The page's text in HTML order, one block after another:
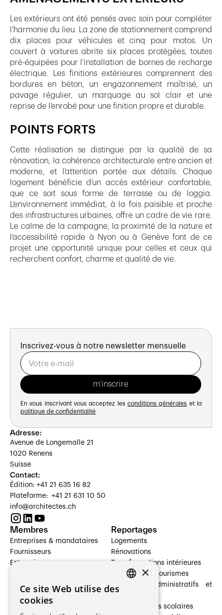
Les extérieurs ont été pensés avec soin pour compléter
l’harmonie du lieu. La zone de stationnement comprend
dix places pour véhicules et cinq pour motos. Un
couvert à voitures abrite six places protégées, toutes
pré-équipées pour l’installation de bornes de recharge
électrique. Les finitions extérieures comprennent des
bordures en béton, un engazonnement maîtrisé, un
pavage régulier, un marquage au sol clair et une
reprise de l’enrobé pour une finition propre et durable.
POINTS FORTS
Cette réalisation se distingue par la qualité de sa
rénovation, la cohérence architecturale entre ancien et
moderne, et l’attention portée aux détails. Chaque
logement bénéficie d’un accès extérieur confortable,
que ce soit sous forme de terrasse ou de loggia.
L’environnement immédiat, à la fois paisible et proche
des infrastructures urbaines, offre un cadre de vie rare.
Le calme de la campagne, la proximité de la nature et
l’accessibilité rapide à Nyon ou à Genève font de ce
projet une opportunité unique pour celles et ceux qui
recherchent confort, charme et qualité de vie.
Inscrivez-vous à notre newsletter mensuelle
En vous inscrivant vous acceptez les conditions générales et la
politique de confidentialité
Adresse:
Avenue de Longemalle 21
1020 Renens
Suisse
Contact:
Édition: +41 21 635 16 82
Plateforme: +41 21 631 10 50
info@architectes.ch
Membres
Entreprises & mandataires
Fournisseurs
Entreprises
Architectes paysagistes
Architectes d'intérieur
Reportages
Logements
Rénovations
Transformations intérieures
Hôtelleries et tourismes
Bâtiments administratifs et
Établissements scolaires
×
Ce site Web utilise des
cookies